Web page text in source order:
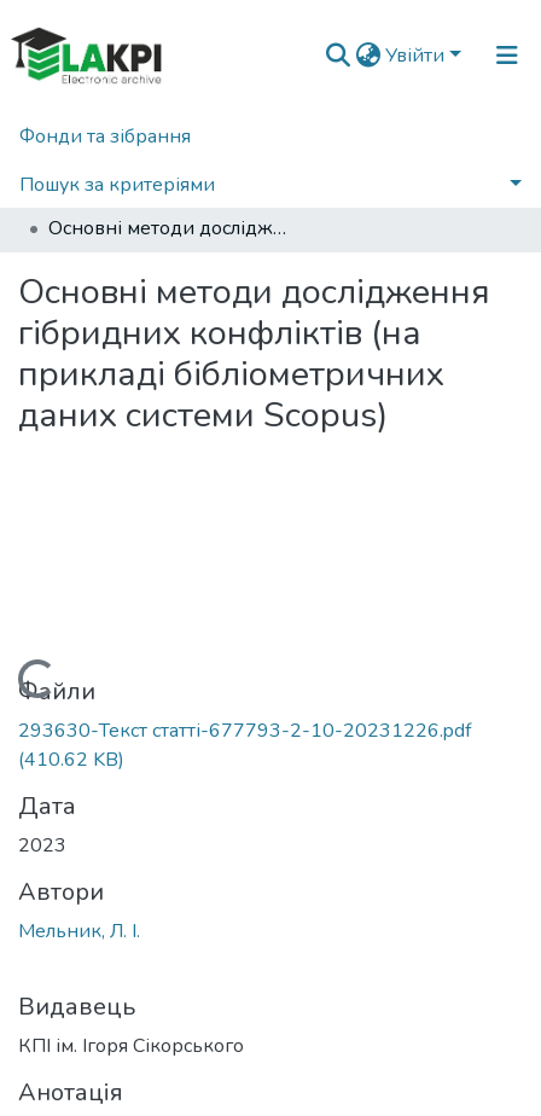
Увійти
Фонди та зібрання
Пошук за критеріями
Статистика
Головна
Наукова періодика
Основні методи дослідження гібридних конфліктів (на прикладі бібліометричних даних системи Scopus)
Основні методи дослідження
гібридних конфліктів (на
прикладі бібліометричних
даних системи Scopus)
Вантажиться...
Файли
293630-Текст статті-677793-2-10-20231226.pdf
(410.62 KB)
Дата
2023
Автори
Мельник, Л. І.
Видавець
КПІ ім. Ігоря Сікорського
Анотація